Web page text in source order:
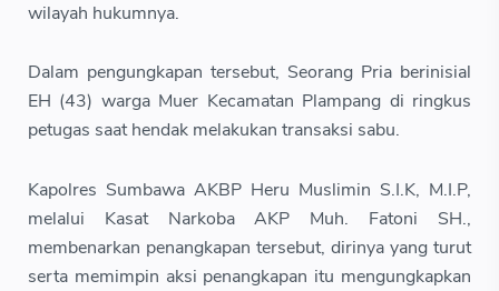
wilayah hukumnya.
Dalam pengungkapan tersebut, Seorang Pria berinisial
EH (43) warga Muer Kecamatan Plampang di ringkus
petugas saat hendak melakukan transaksi sabu.
Kapolres Sumbawa AKBP Heru Muslimin S.I.K, M.I.P,
melalui Kasat Narkoba AKP Muh. Fatoni SH.,
membenarkan penangkapan tersebut, dirinya yang turut
serta memimpin aksi penangkapan itu mengungkapkan